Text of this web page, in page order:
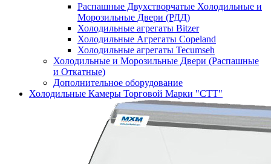
Распашные Двухстворчатые Холодильные и
Морозильные Двери (РДД)
Холодильные агрегаты Bitzer
Холодильные Агрегаты Copeland
Холодильные агрегаты Tecumseh
Холодильные и Морозильные Двери (Распашные
и Откатные)
Дополнительное оборудование
Холодильные Камеры Торговой Марки "СТТ"